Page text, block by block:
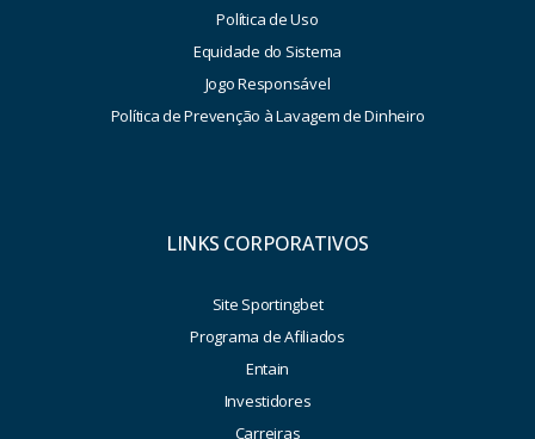
Política de Uso
Equidade do Sistema
Jogo Responsável
Política de Prevenção à Lavagem de Dinheiro
LINKS CORPORATIVOS
Site Sportingbet
Programa de Afiliados
Entain
Investidores
Carreiras